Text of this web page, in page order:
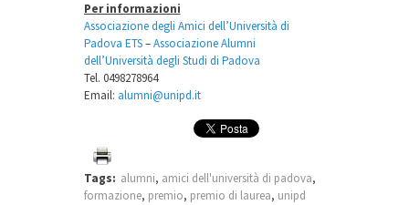
Per informazioni
Associazione degli Amici dell’Università di
Padova ETS–Associazione Alumni
dell’Università degli Studi di Padova
Tel. 0498278964
Email: alumni@unipd.it
Tags: alumni, amici dell'università di padova,
formazione, premio, premio di laurea, unipd